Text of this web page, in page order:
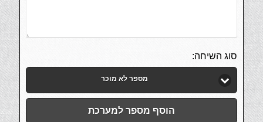
סוג השיחה:
מספר לא מוכר
הוסף מספר למערכת